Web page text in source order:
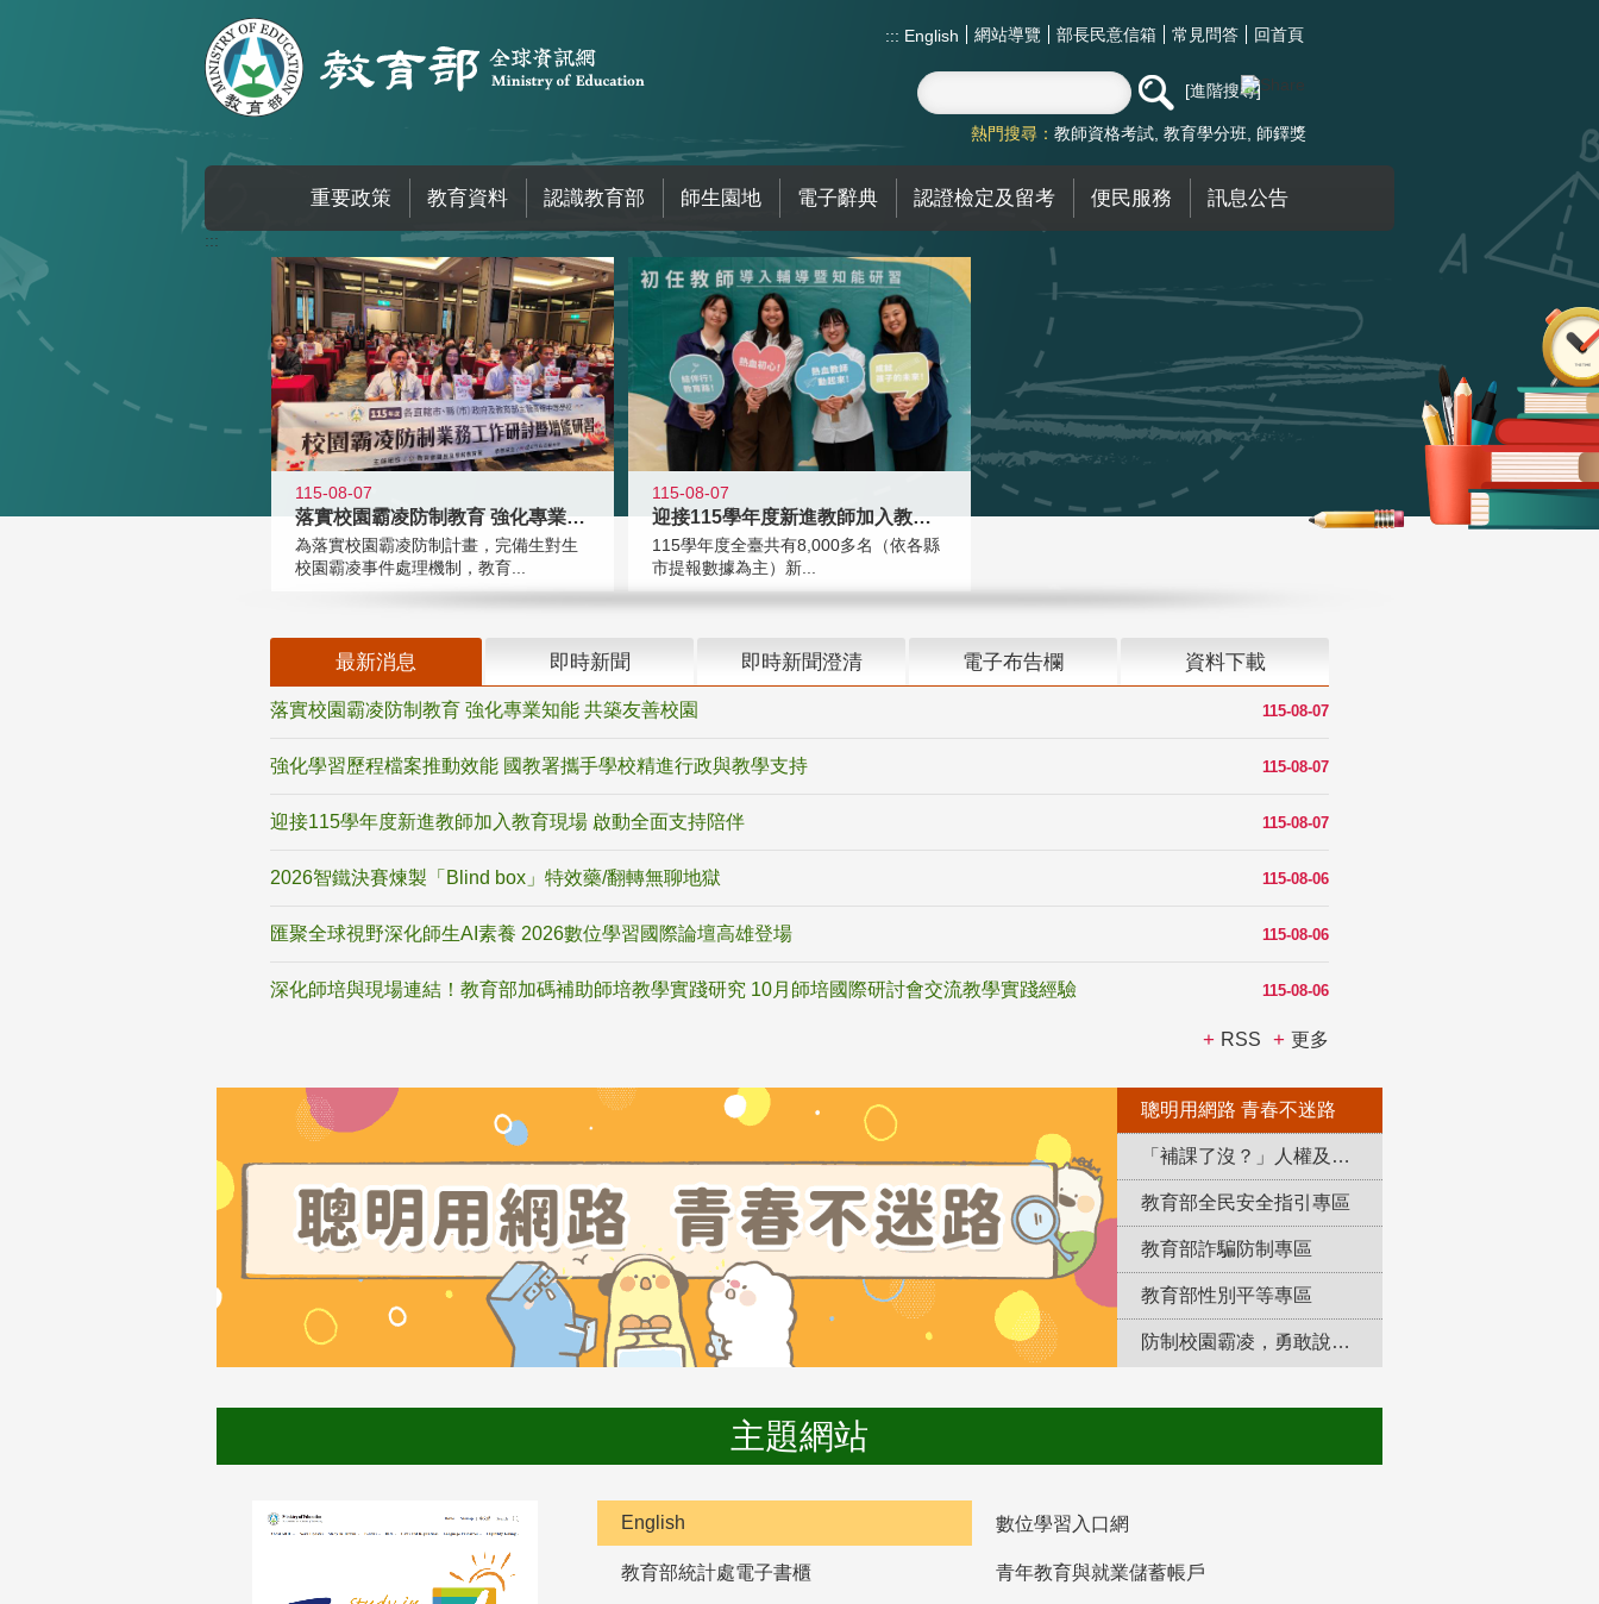
::: English 網站導覽 部長民意信箱 常見問答 回首頁
進階搜尋
熱門搜尋： 教師資格考試 教育學分班 師鐸獎
重要政策 教育資料 認識教育部 師生園地 電子辭典 認證檢定及留考 便民服務 訊息公告
:::
115-08-07
落實校園霸凌防制教育 強化專業知能
為落實校園霸凌防制計畫，完備生對生
校園霸凌事件處理機制，教育...
115-08-07
迎接115學年度新進教師加入教育現
115學年度全臺共有8,000多名（依各縣
市提報數據為主）新...
最新消息 即時新聞 即時新聞澄清 電子布告欄 資料下載
115-08-07
落實校園霸凌防制教育 強化專業知能 共築友善校園
115-08-07
強化學習歷程檔案推動效能 國教署攜手學校精進行政與教學支持
115-08-07
迎接115學年度新進教師加入教育現場 啟動全面支持陪伴
115-08-06
2026智鐵決賽煉製「Blind box」特效藥/翻轉無聊地獄
115-08-06
匯聚全球視野深化師生AI素養 2026數位學習國際論壇高雄登場
115-08-06
深化師培與現場連結！教育部加碼補助師培教學實踐研究 10月師培國際研討會交流教學實踐經驗
RSS 更多
聰明用網路 青春不迷路
「補課了沒？」人權及轉型正義教育專區
教育部全民安全指引專區
教育部詐騙防制專區
教育部性別平等專區
防制校園霸凌，勇敢說出來！
主題網站
English 數位學習入口網
教育部統計處電子書櫃 青年教育與就業儲蓄帳戶